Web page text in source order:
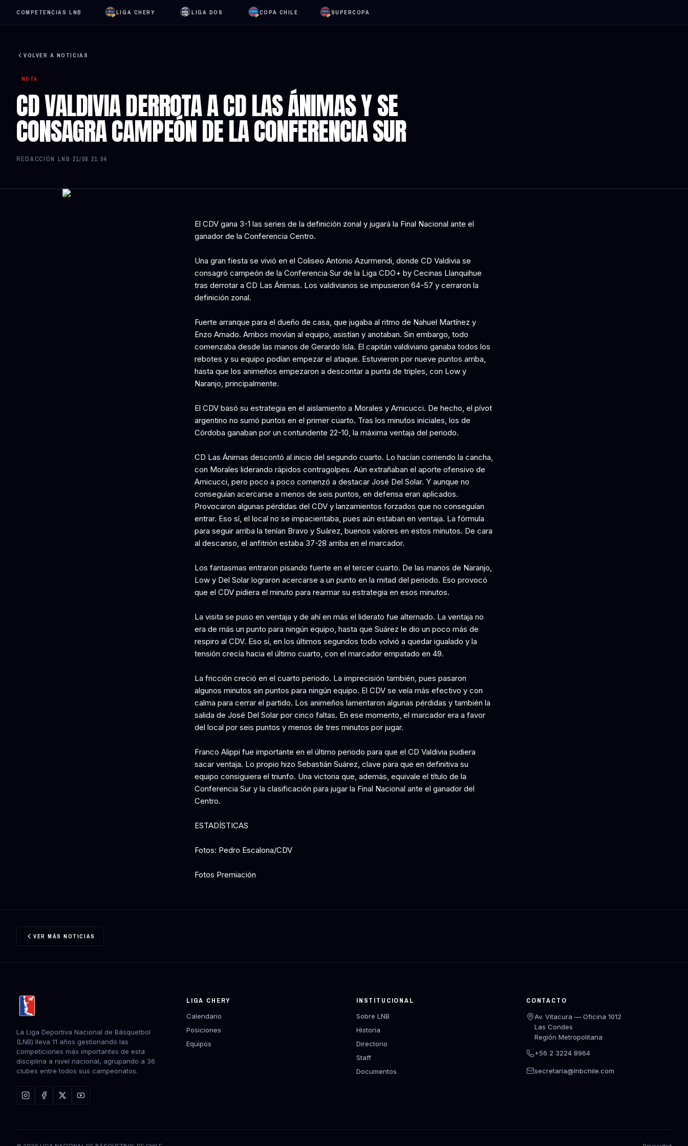
COMPETENCIAS LNB LIGA CHERY LIGA DOS COPA CHILE SUPERCOPA
VOLVER A NOTICIAS
NOTA
CD VALDIVIA DERROTA A CD LAS ÁNIMAS Y SE
CONSAGRA CAMPEÓN DE LA CONFERENCIA SUR
REDACCIÓN LNB· 21/08 21:04
El CDV gana 3-1 las series de la definición zonal y jugará la Final Nacional ante el
ganador de la Conferencia Centro.
Una gran fiesta se vivió en el Coliseo Antonio Azurmendi, donde CD Valdivia se
consagró campeón de la Conferencia Sur de la Liga CDO+ by Cecinas Llanquihue
tras derrotar a CD Las Ánimas. Los valdivianos se impusieron 64-57 y cerraron la
definición zonal.
Fuerte arranque para el dueño de casa, que jugaba al ritmo de Nahuel Martínez y
Enzo Amado. Ambos movían al equipo, asistían y anotaban. Sin embargo, todo
comenzaba desde las manos de Gerardo Isla. El capitán valdiviano ganaba todos los
rebotes y su equipo podían empezar el ataque. Estuvieron por nueve puntos arriba,
hasta que los animeños empezaron a descontar a punta de triples, con Low y
Naranjo, principalmente.
El CDV basó su estrategia en el aislamiento a Morales y Amicucci. De hecho, el pívot
argentino no sumó puntos en el primer cuarto. Tras los minutos iniciales, los de
Córdoba ganaban por un contundente 22-10, la máxima ventaja del periodo.
CD Las Ánimas descontó al inicio del segundo cuarto. Lo hacían corriendo la cancha,
con Morales liderando rápidos contragolpes. Aún extrañaban el aporte ofensivo de
Amicucci, pero poco a poco comenzó a destacar José Del Solar. Y aunque no
conseguían acercarse a menos de seis puntos, en defensa eran aplicados.
Provocaron algunas pérdidas del CDV y lanzamientos forzados que no conseguían
entrar. Eso sí, el local no se impacientaba, pues aún estaban en ventaja. La fórmula
para seguir arriba la tenían Bravo y Suárez, buenos valores en estos minutos. De cara
al descanso, el anfitrión estaba 37-28 arriba en el marcador.
Los fantasmas entraron pisando fuerte en el tercer cuarto. De las manos de Naranjo,
Low y Del Solar lograron acercarse a un punto en la mitad del periodo. Eso provocó
que el CDV pidiera el minuto para rearmar su estrategia en esos minutos.
La visita se puso en ventaja y de ahí en más el liderato fue alternado. La ventaja no
era de más un punto para ningún equipo, hasta que Suárez le dio un poco más de
respiro al CDV. Eso sí, en los últimos segundos todo volvió a quedar igualado y la
tensión crecía hacia el último cuarto, con el marcador empatado en 49.
La fricción creció en el cuarto periodo. La imprecisión también, pues pasaron
algunos minutos sin puntos para ningún equipo. El CDV se veía más efectivo y con
calma para cerrar el partido. Los animeños lamentaron algunas pérdidas y también la
salida de José Del Solar por cinco faltas. En ese momento, el marcador era a favor
del local por seis puntos y menos de tres minutos por jugar.
Franco Alippi fue importante en el último periodo para que el CD Valdivia pudiera
sacar ventaja. Lo propio hizo Sebastián Suárez, clave para que en definitiva su
equipo consiguiera el triunfo. Una victoria que, además, equivale el título de la
Conferencia Sur y la clasificación para jugar la Final Nacional ante el ganador del
Centro.
ESTADÍSTICAS
Fotos: Pedro Escalona/CDV
Fotos Premiación
VER MÁS NOTICIAS
La Liga Deportiva Nacional de Básquetbol
(LNB) lleva 11 años gestionando las
competiciones más importantes de esta
disciplina a nivel nacional, agrupando a 36
clubes entre todos sus campeonatos.
LIGA CHERY
Calendario
Posiciones
Equipos
INSTITUCIONAL
Sobre LNB
Historia
Directorio
Staff
Documentos
CONTACTO
Av. Vitacura — Oficina 1012
Las Condes
Región Metropolitana
+56 2 3224 8964
secretaria@lnbchile.com